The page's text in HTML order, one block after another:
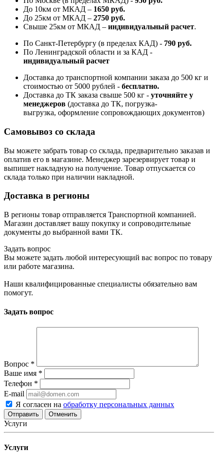
До 10км от МКАД – 1650 руб.
До 25км от МКАД – 2750 руб.
Свыше 25км от МКАД – индивидуальный расчет.
По Санкт-Петербургу (в пределах КАД) - 790 руб.
По Ленинградской области и за КАД -
индивидуальный расчет
Доставка до транспортной компании заказа до 500 кг и
стоимостью от 5000 рублей - бесплатно.
Доставка до ТК заказа свыше 500 кг - уточняйте у
менеджеров (доставка до ТК, погрузка-
выгрузка, оформление сопровождающих документов)
Самовывоз со склада
Вы можете забрать товар со склада, предварительно заказав и
оплатив его в магазине. Менеджер зарезервирует товар и
выпишет накладную на получение. Товар отпускается со
склада только при наличии накладной.
Доставка в регионы
В регионы товар отправляется Транспортной компанией.
Магазин доставляет вашу покупку и сопроводительные
документы до выбранной вами ТК.
Задать вопрос
Вы можете задать любой интересующий вас вопрос по товару
или работе магазина.
Наши квалифицированные специалисты обязательно вам
помогут.
Задать вопрос
Вопрос *
Ваше имя *
Телефон *
E-mail
Я согласен на обработку персональных данных
Отменить
Услуги
Услуги